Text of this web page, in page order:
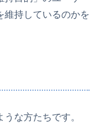
維持しているのかを
な方たちです。